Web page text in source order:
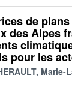
de
des Alpes
pour les
Marie-